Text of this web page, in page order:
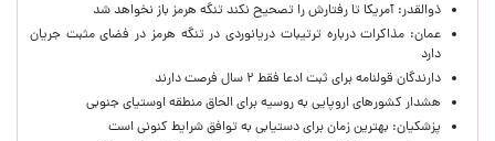
ذوالقدر: آمریکا تا رفتارش را تصحیح نکند تنگه هرمز باز نخواهد شد
عمان: مذاکرات درباره ترتیبات دریانوردی در تنگه هرمز در فضای مثبت جریان
دارد
دارندگان قولنامه برای ثبت ادعا فقط ۲ سال فرصت دارند
هشدار کشورهای اروپایی به روسیه برای الحاق منطقه اوستیای جنوبی
پزشکیان‌: بهترین زمان برای دستیابی به توافق شرایط کنونی است